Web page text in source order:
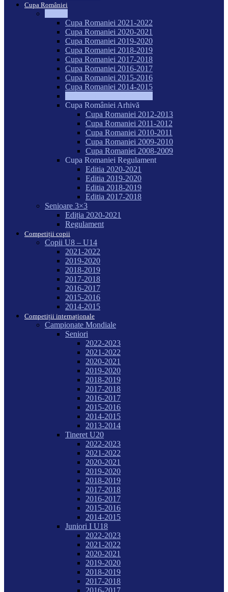
Cupa României
Cupa Romaniei 2021-2022
Cupa Romaniei 2020-2021
Cupa Romaniei 2019-2020
Cupa Romaniei 2018-2019
Cupa Romaniei 2017-2018
Cupa Romaniei 2016-2017
Cupa Romaniei 2015-2016
Cupa Romaniei 2014-2015
Cupa României Arhivă
Cupa Romaniei 2012-2013
Cupa Romaniei 2011-2012
Cupa Romaniei 2010-2011
Cupa Romaniei 2009-2010
Cupa Romaniei 2008-2009
Cupa Romaniei Regulament
Editia 2020-2021
Editia 2019-2020
Editia 2018-2019
Editia 2017-2018
Senioare 3×3
Ediția 2020-2021
Regulament
Competiții copii
Copii U8 – U14
2021-2022
2019-2020
2018-2019
2017-2018
2016-2017
2015-2016
2014-2015
Competiții internaționale
Campionate Mondiale
Seniori
2022-2023
2021-2022
2020-2021
2019-2020
2018-2019
2017-2018
2016-2017
2015-2016
2014-2015
2013-2014
Tineret U20
2022-2023
2021-2022
2020-2021
2019-2020
2018-2019
2017-2018
2016-2017
2015-2016
2014-2015
Juniori I U18
2022-2023
2021-2022
2020-2021
2019-2020
2018-2019
2017-2018
2016-2017